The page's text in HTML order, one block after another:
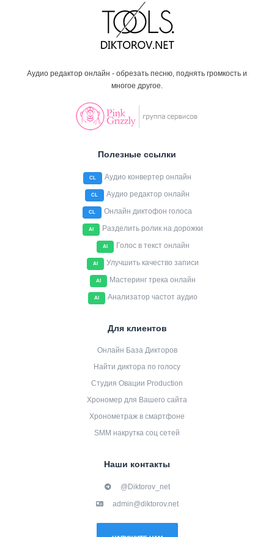
Аудио редактор онлайн - обрезать песню, поднять громкость и
многое другое.
Полезные ссылки
CL Аудио конвертер онлайн
CL Аудио редактор онлайн
CL Онлайн диктофон голоса
AI Разделить ролик на дорожки
AI Голос в текст онлайн
AI Улучшить качество записи
AI Мастеринг трека онлайн
AI Анализатор частот аудио
Для клиентов
Онлайн База Дикторов
Найти диктора по голосу
Студия Овации Production
Хрономер для Вашего сайта
Хронометраж в смартфоне
SMM накрутка соц сетей
Наши контакты
@Diktorov_net
admin@diktorov.net